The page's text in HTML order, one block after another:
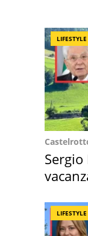
LIFESTYLE
LIFESTYLE